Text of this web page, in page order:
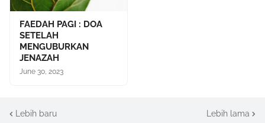
FAEDAH PAGI : DOA
SETELAH
MENGUBURKAN
JENAZAH
June 30, 2023
Lebih baru Lebih lama